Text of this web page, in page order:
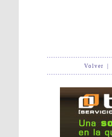
Volver